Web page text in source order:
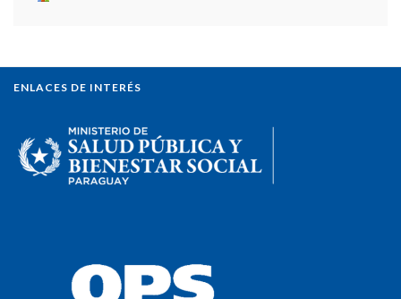
ENLACES DE INTERÉS